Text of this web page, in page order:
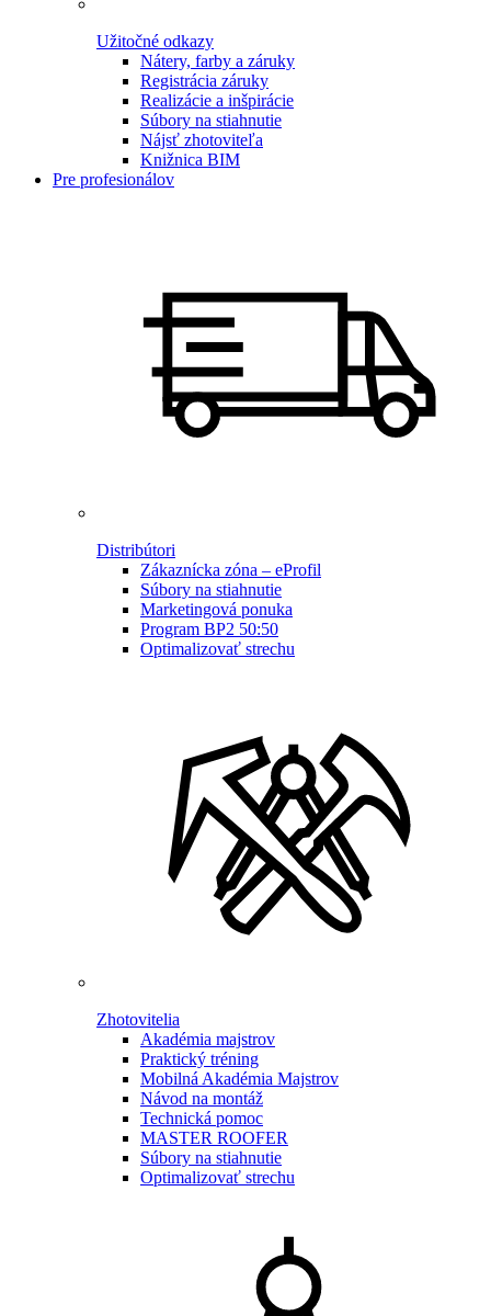
Užitočné odkazy
Nátery, farby a záruky
Registrácia záruky
Realizácie a inšpirácie
Súbory na stiahnutie
Nájsť zhotoviteľa
Knižnica BIM
Pre profesionálov
Distribútori
Zákaznícka zóna – eProfil
Súbory na stiahnutie
Marketingová ponuka
Program BP2 50:50
Optimalizovať strechu
Zhotovitelia
Akadémia majstrov
Praktický tréning
Mobilná Akadémia Majstrov
Návod na montáž
Technická pomoc
MASTER ROOFER
Súbory na stiahnutie
Optimalizovať strechu